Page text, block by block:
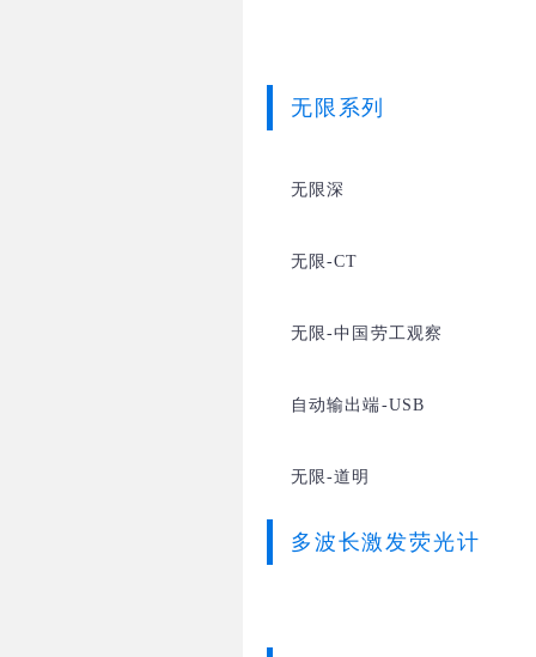
无限系列
无限深
无限-CT
无限-中国劳工观察
自动输出端-USB
无限-道明
多波长激发荧光计